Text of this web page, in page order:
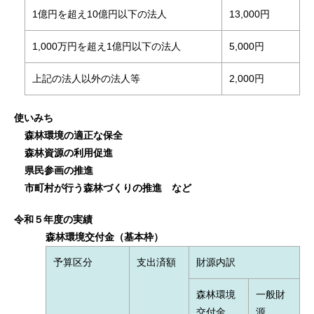
1億円を超え10億円以下の法人 13,000円
1,000万円を超え1億円以下の法人 5,000円
上記の法人以外の法人等 2,000円
使いみち
森林環境の適正な保全
森林資源の利用促進
県民参画の推進
市町村が行う森林づくりの推進 など
令和５年度の実績
森林環境交付金（基本枠）
予算区分 支出済額 財源内訳
森林環境
交付金
一般財
源